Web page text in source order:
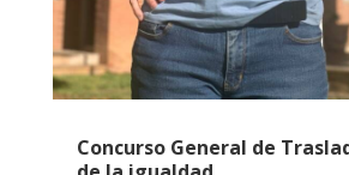
Concurso General de